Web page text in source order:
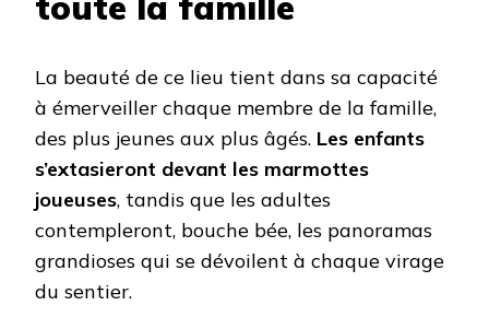
La beauté de ce lieu tient dans sa capacité
à émerveiller chaque membre de la famille,
des plus jeunes aux plus âgés. Les enfants
s’extasieront devant les marmottes
joueuses, tandis que les adultes
contempleront, bouche bée, les panoramas
grandioses qui se dévoilent à chaque virage
du sentier.